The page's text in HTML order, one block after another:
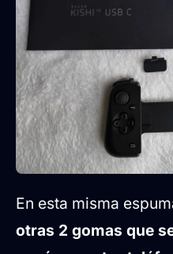
En esta misma
otras 2 gomas que